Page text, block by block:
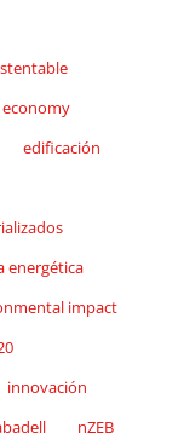
edificación
energética
impact
innovación
nZEB